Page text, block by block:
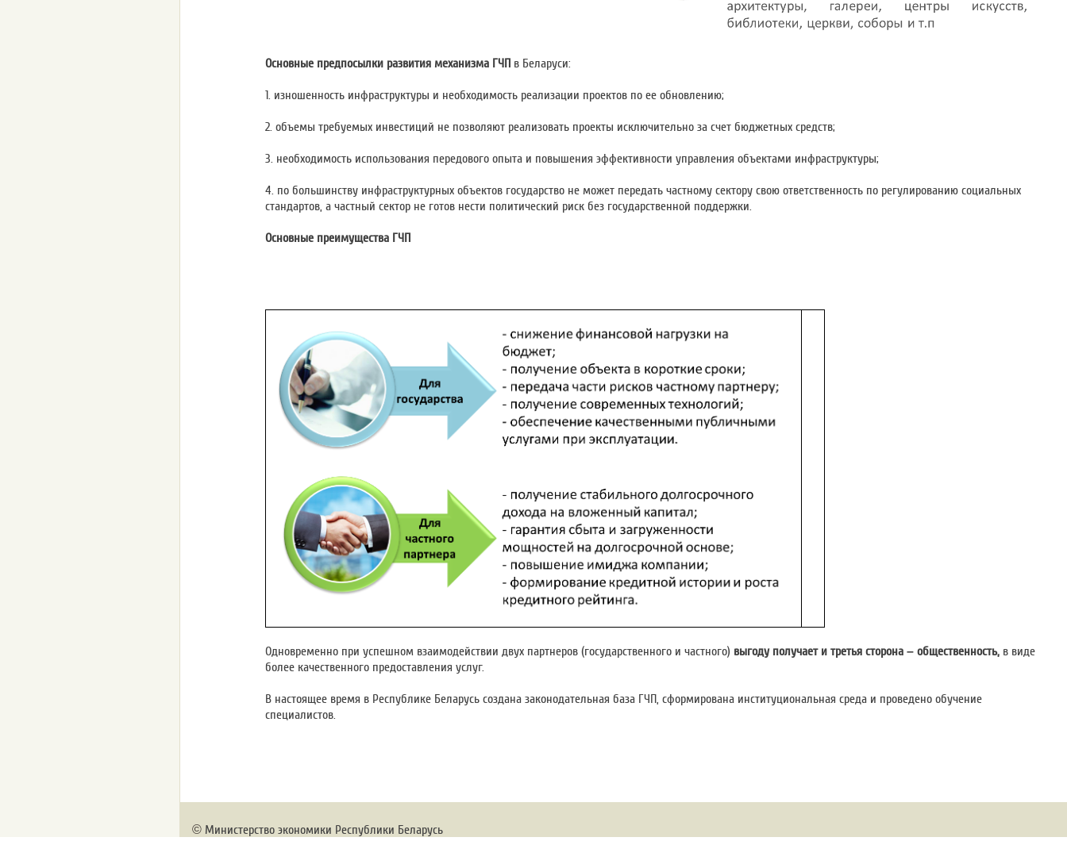
Основные предпосылки развития механизма ГЧПв Беларуси:
1. изношенность инфраструктуры и необходимость реализации проектов по ее обновлению;
2. объемы требуемых инвестиций не позволяют реализовать проекты исключительно за счет бюджетных средств;
3. необходимость использования передового опыта и повышения эффективности управления объектами инфраструктуры;
4. по большинству инфраструктурных объектов государство не может передать частному сектору свою ответственность по регулированию социальных
стандартов, а частный сектор не готов нести политический риск без государственной поддержки.
Основные преимущества ГЧП
Одновременно при успешном взаимодействии двух партнеров (государственного и частного) выгоду получает и третья сторона – общественность, в виде
более качественного предоставления услуг.
В настоящее время в Республике Беларусь создана законодательная база ГЧП, сформирована институциональная среда и проведено обучение
специалистов.
© Министерство экономики Республики Беларусь